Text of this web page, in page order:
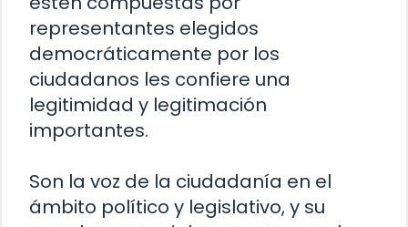
representantes elegidos
democráticamente por los
ciudadanos les confiere una
legitimidad y legitimación
importantes.
Son la voz de la ciudadanía en el
ámbito político y legislativo, y su